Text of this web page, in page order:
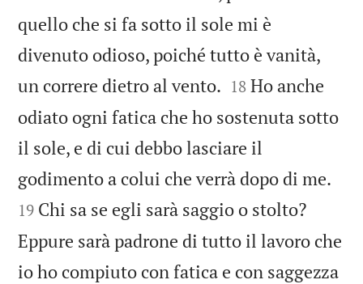
quello che si fa sotto il sole mi è
divenuto odioso, poiché tutto è vanità,
un correre dietro al vento. 

18 Ho anche
odiato ogni fatica che ho sostenuta sotto
il sole, e di cui debbo lasciare il
godimento a colui che verrà dopo di me.
19 Chi sa se egli sarà saggio o stolto?
Eppure sarà padrone di tutto il lavoro che
io ho compiuto con fatica e con saggezza